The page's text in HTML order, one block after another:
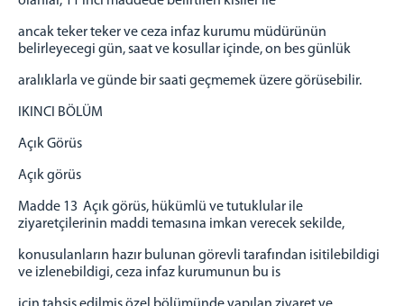
ancak teker teker ve ceza infaz kurumu müdürünün
belirleyecegi gün, saat ve kosullar içinde, on bes günlük
aralıklarla ve günde bir saati geçmemek üzere görüsebilir.
IKINCI BÖLÜM
Açık Görüs
Açık görüs
Madde 13 Açık görüs, hükümlü ve tutuklular ile
ziyaretçilerinin maddi temasına imkan verecek sekilde,
konusulanların hazır bulunan görevli tarafından isitilebildigi
ve izlenebildigi, ceza infaz kurumunun bu is